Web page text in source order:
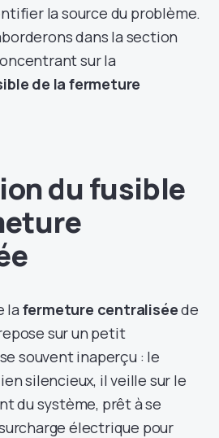
la source du problème.
dans la section
sur la
de la fermeture
du fusible
la fermeture centraliséede
sur un petit
souvent inaperçu : le
silencieux, il veille sur le
du système, prêt à se
électrique pour